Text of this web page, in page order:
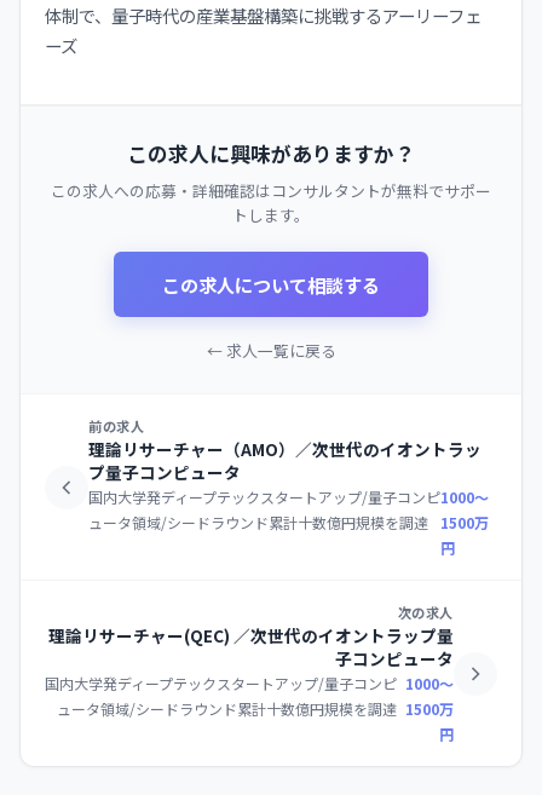
体制で、量子時代の産業基盤構築に挑戦するアーリーフェ
ーズ
この求人に興味がありますか？
この求人への応募・詳細確認はコンサルタントが無料でサポー
トします。
この求人について相談する
← 求人一覧に戻る
前の求人
理論リサーチャー（AMO）／次世代のイオントラッ
プ量子コンピュータ
国内大学発ディープテックスタートアップ/量子コンピ
ュータ領域/シードラウンド累計十数億円規模を調達
1000〜
1500万
円
次の求人
理論リサーチャー(QEC) ／次世代のイオントラップ量
子コンピュータ
国内大学発ディープテックスタートアップ/量子コンピ
ュータ領域/シードラウンド累計十数億円規模を調達
1000〜
1500万
円